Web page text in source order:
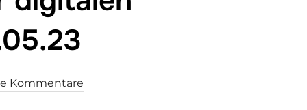
Kommentare